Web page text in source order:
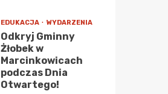
EDUKACJA WYDARZENIA
Odkryj Gminny
Żłobek w
Marcinkowicach
podczas Dnia
Otwartego!